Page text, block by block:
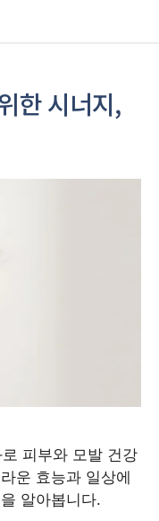
한 시너지,
피부와 모발 건강
운 효능과 일상에
알아봅니다.